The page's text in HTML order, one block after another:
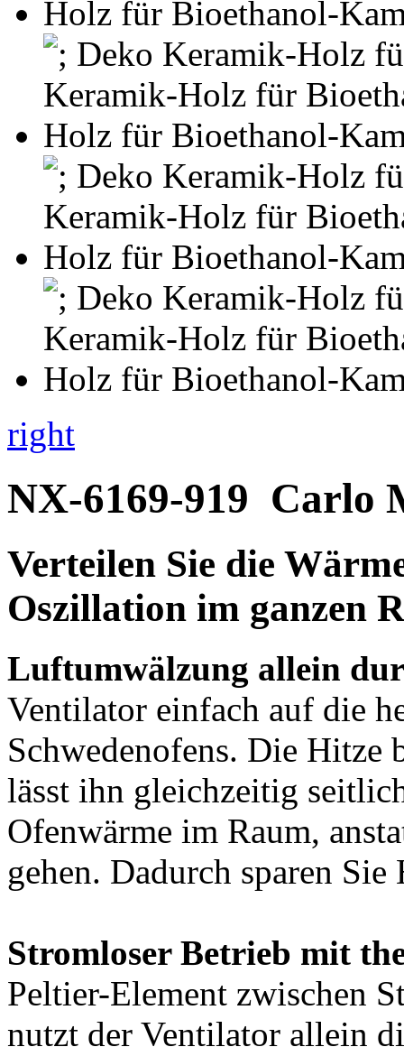
right
NX-6169-919 Carlo
Verteilen Sie die
Oszillation im ganzen
Luftumwälzung allein
Ventilator einfach auf die
Schwedenofens. Die
lässt ihn gleichzeitig
Ofenwärme im Raum,
gehen. Dadurch sparen
Stromloser Betrieb mit
Peltier-Element zwischen
nutzt der Ventilator allein